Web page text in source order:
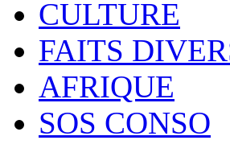
CULTURE
FAITS
AFRIQUE
SOS CONSO